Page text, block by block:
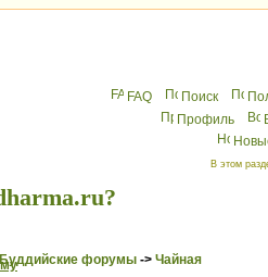
FAQ Поиск
Профиль
В этом
Буддийские форумы -> Чайная